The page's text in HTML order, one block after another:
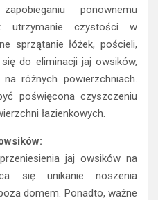
ponownemu
utrzymanie czystości w
sprzątanie łóżek, pościeli,
do eliminacji jaj owsików,
różnych powierzchniach.
poświęcona czyszczeniu
łazienkowych.
jaj owsików na
się unikanie noszenia
domem. Ponadto, ważne